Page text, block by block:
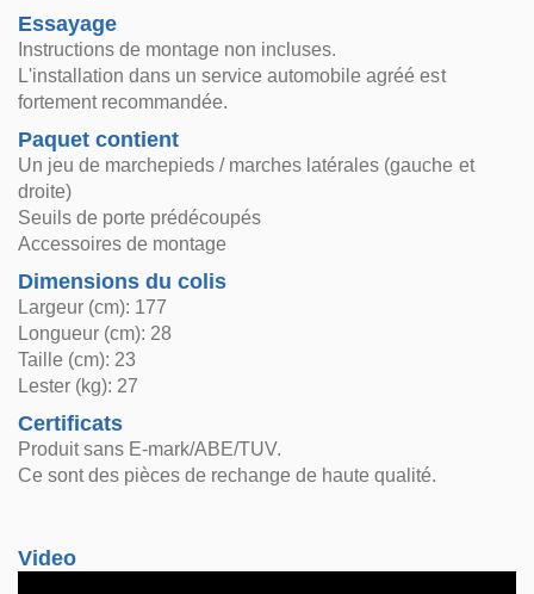
Essayage
Instructions de montage non incluses.
L'installation dans un service automobile agréé est
fortement recommandée.
Paquet contient
Un jeu de marchepieds / marches latérales (gauche et
droite)
Seuils de porte prédécoupés
Accessoires de montage
Dimensions du colis
Largeur (cm): 177
Longueur (cm): 28
Taille (cm): 23
Lester (kg): 27
Certificats
Produit sans E-mark/ABE/TUV.
Ce sont des pièces de rechange de haute qualité.
Video